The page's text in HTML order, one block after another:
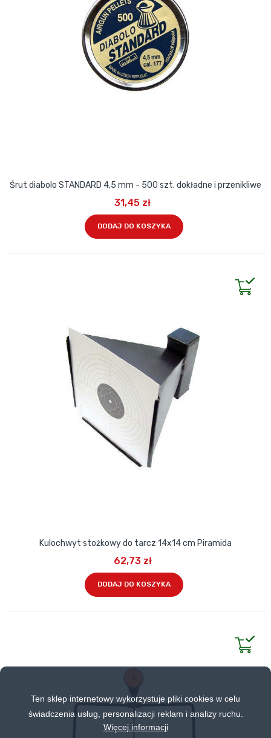
Ten sklep internetowy wykorzystuje pliki cookies w celu
świadczenia usług, personalizacji reklam i analizy ruchu.
Więcej informacji
Śrut diabolo STANDARD 4,5 mm - 500 szt. dokładne i przenikliwe
31,45 zł
DODAJ DO KOSZYKA
Kulochwyt stożkowy do tarcz 14x14 cm Piramida
62,73 zł
DODAJ DO KOSZYKA